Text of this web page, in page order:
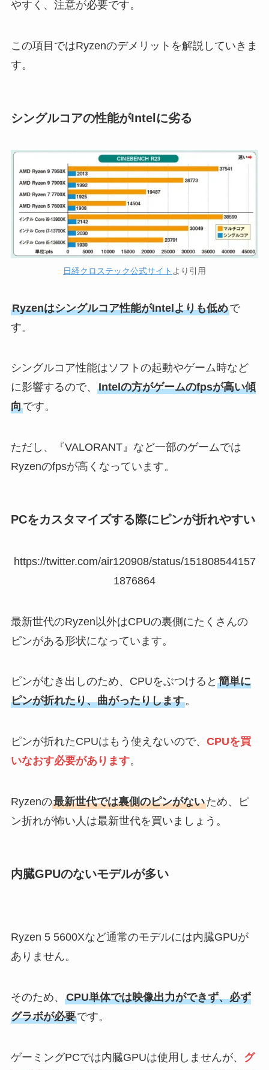
やすく、注意が必要です。
この項目ではRyzenのデメリットを解説していきま
す。
シングルコアの性能がIntelに劣る
日経クロステック公式サイト より引用
Ryzenはシングルコア性能がIntelよりも低めで
す。
シングルコア性能はソフトの起動やゲーム時など
に影響するので、 Intelの方がゲームのfpsが高い傾
向です。
ただし、『VALORANT』など一部のゲームでは
Ryzenのfpsが高くなっています。
PCをカスタマイズする際にピンが折れやすい
https://twitter.com/air120908/status/151808544157
1876864
最新世代のRyzen以外はCPUの裏側にたくさんの
ピンがある形状になっています。
ピンがむき出しのため、CPUをぶつけると 簡単に
ピンが折れたり、曲がったりします。
ピンが折れたCPUはもう使えないので、 CPUを買
いなおす必要があります。
Ryzenの最新世代では裏側のピンがないため、ピ
ン折れが怖い人は最新世代を買いましょう。
内臓GPUのないモデルが多い
Ryzen 5 5600Xなど通常のモデルには内臓GPUが
ありません。
そのため、 CPU単体では映像出力ができず、必ず
グラボが必要です。
ゲーミングPCでは内臓GPUは使用しませんが、 グ